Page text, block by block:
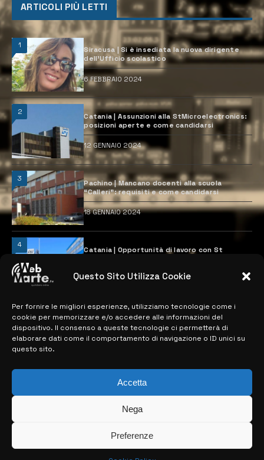
Questo Sito Utilizza Cookie
Per fornire le migliori esperienze, utilizziamo tecnologie come i
cookie per memorizzare e/o accedere alle informazioni del
dispositivo. Il consenso a queste tecnologie ci permetterà di
elaborare dati come il comportamento di navigazione o ID unici su
questo sito.
Accetta
Nega
Preferenze
ARTICOLI PIÙ LETTI
1
Siracusa | Si è insediata la nuova dirigente
dell’Ufficio scolastico
6 FEBBRAIO 2024
2
Catania | Assunzioni alla StMicroelectronics:
posizioni aperte e come candidarsi
12 GENNAIO 2024
3
Pachino | Mancano docenti alla scuola
“Calleri”: requisiti e come candidarsi
18 GENNAIO 2024
4
Catania | Opportunità di lavoro con St
28 MARZO 2024
MAPPA DEL SITO
> NOTIZIE
> CONTATTI